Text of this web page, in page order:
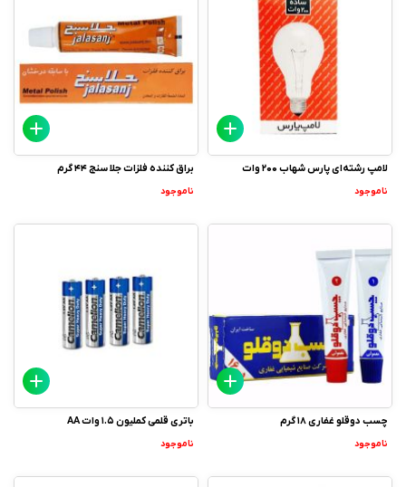
لامپ رشته‌ای پارس شهاب 200 وات
ناموجود
براق کننده فلزات جلا سنج 44 گرم
ناموجود
چسب دوقلو غفاری 18 گرم
ناموجود
باتری قلمی کملیون 1.5 وات AA
ناموجود